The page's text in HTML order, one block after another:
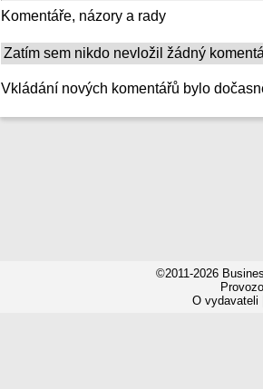
Komentáře, názory a rady
Zatím sem nikdo nevložil žádný
Vkládání nových komentářů bylo
©2011-2026
O vydavateli